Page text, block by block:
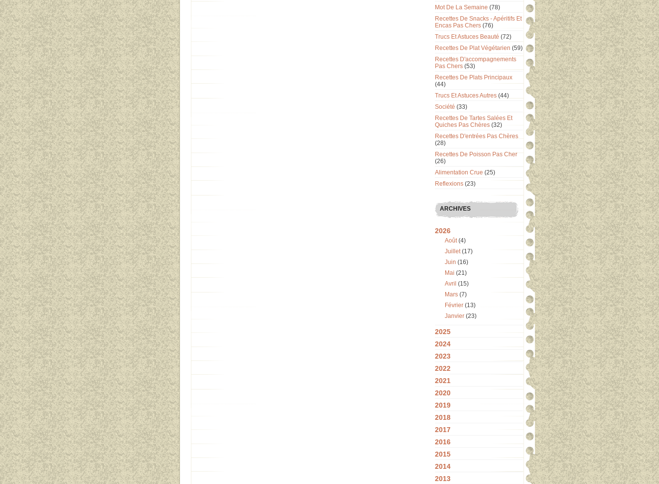
Mot De La Semaine (78)
Recettes De Snacks - Apéritifs Et
Encas Pas Chers (76)
Trucs Et Astuces Beauté (72)
Recettes De Plat Végétarien (59)
Recettes D'accompagnements
Pas Chers (53)
Recettes De Plats Principaux
(44)
Trucs Et Astuces Autres (44)
Société (33)
Recettes De Tartes Salées Et
Quiches Pas Chères (32)
Recettes D'entrées Pas Chères
(28)
Recettes De Poisson Pas Cher
(26)
Alimentation Crue (25)
Reflexions (23)
ARCHIVES
2026
Août(4)
Juillet(17)
Juin (16)
Mai (21)
Avril (15)
Mars (7)
Février (13)
Janvier (23)
2025
2024
2023
2022
2021
2020
2019
2018
2017
2016
2015
2014
2013